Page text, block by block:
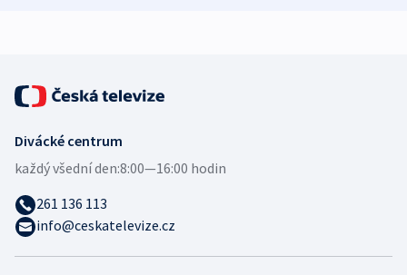
Divácké centrum
každý všední den:8:00—16:00 hodin
261 136 113
info@ceskatelevize.cz